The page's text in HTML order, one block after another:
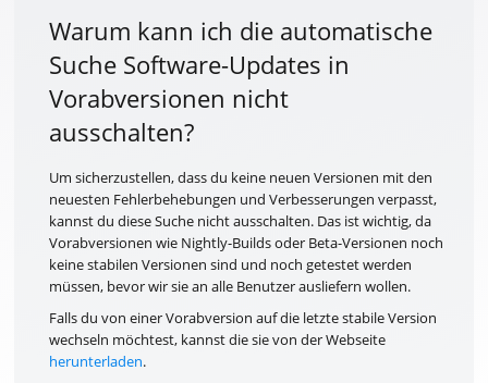
Shop
Support
Blog
Warum kann ich die automatische
Suche Software-Updates in
Vorabversionen nicht
ausschalten?
Um sicherzustellen, dass du keine neuen Versionen mit den
neuesten Fehlerbehebungen und Verbesserungen verpasst,
kannst du diese Suche nicht ausschalten. Das ist wichtig, da
Vorabversionen wie Nightly-Builds oder Beta-Versionen noch
keine stabilen Versionen sind und noch getestet werden
müssen, bevor wir sie an alle Benutzer ausliefern wollen.
Falls du von einer Vorabversion auf die letzte stabile Version
wechseln möchtest, kannst die sie von der Webseite
herunterladen.